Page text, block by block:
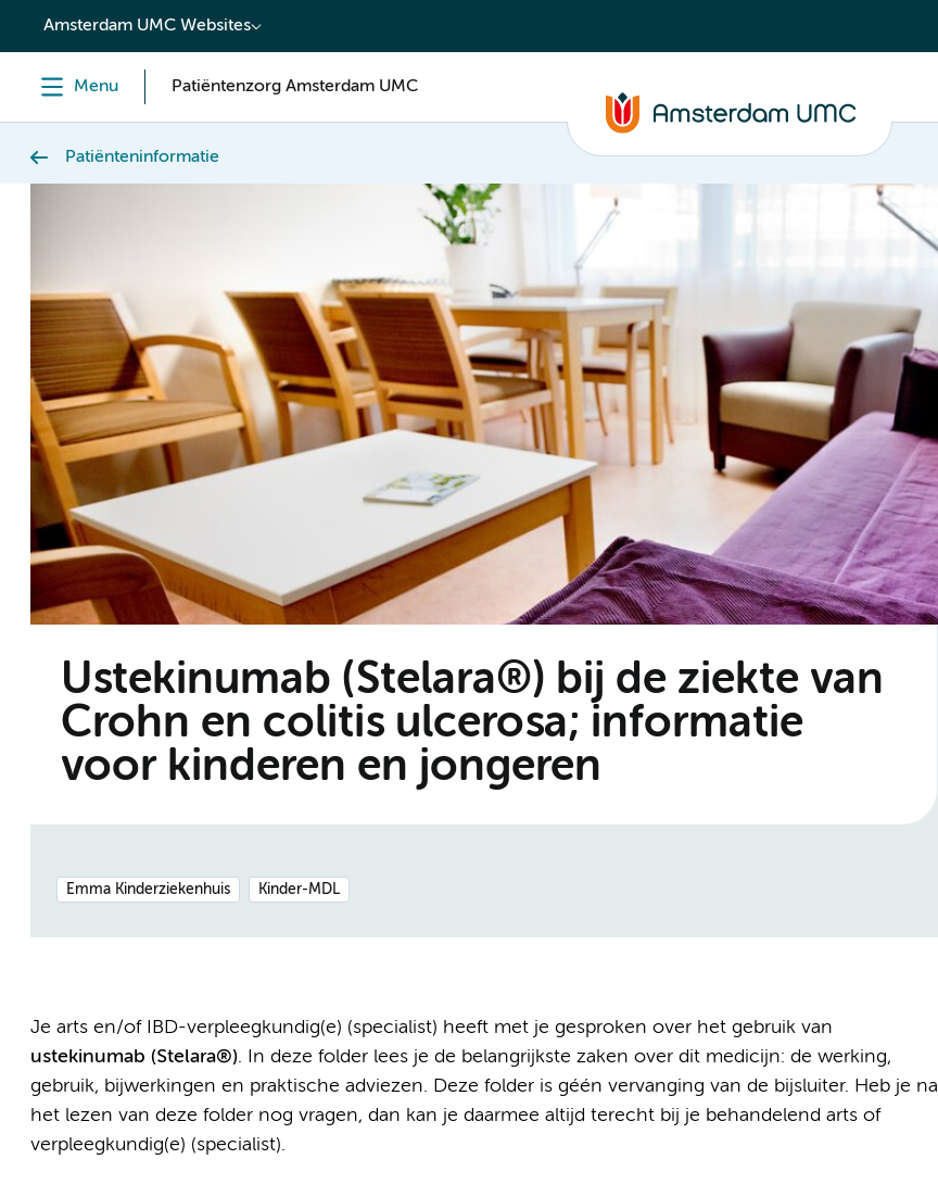
content
Amsterdam UMC Websites
Menu Patiëntenzorg Amsterdam UMC
Patiënteninformatie
Ustekinumab (Stelara®) bij de ziekte van
Crohn en colitis ulcerosa; informatie
voor kinderen en jongeren
Emma Kinderziekenhuis Kinder-MDL
Je arts en/of IBD-verpleegkundig(e) (specialist) heeft met je gesproken over het gebruik van
ustekinumab (Stelara®). In deze folder lees je de belangrijkste zaken over dit medicijn: de werking,
gebruik, bijwerkingen en praktische adviezen. Deze folder is géén vervanging van de bijsluiter. Heb je na
het lezen van deze folder nog vragen, dan kan je daarmee altijd terecht bij je behandelend arts of
verpleegkundig(e) (specialist).